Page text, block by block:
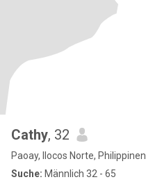
Cathy, 32
Paoay, Ilocos Norte, Philippinen
Suche: Männlich 32 - 65